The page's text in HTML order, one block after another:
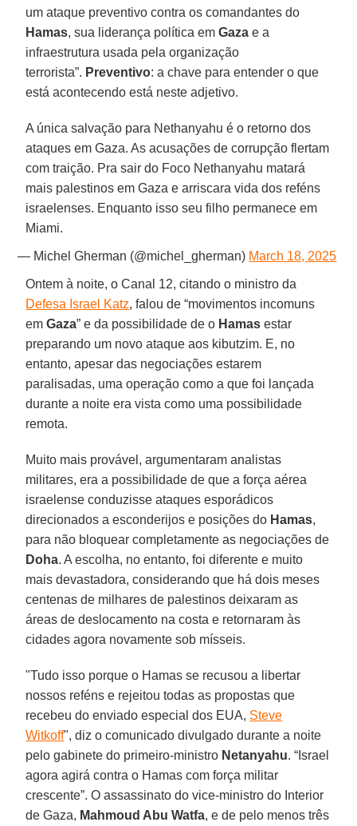
um ataque preventivo contra os comandantes do
Hamas, sua liderança política emGaza e a
infraestrutura usada pela organização
terrorista”. Preventivo: a chave para entender o que
está acontecendo está neste adjetivo.
A única salvação para Nethanyahu é o retorno dos
ataques em Gaza. As acusações de corrupção flertam
com traição. Pra sair do Foco Nethanyahu matará
mais palestinos em Gaza e arriscara vida dos reféns
israelenses. Enquanto isso seu filho permanece em
Miami.
— Michel Gherman (@michel_gherman) March 18, 2025
Ontem à noite, o Canal 12, citando o ministro da
Defesa Israel Katz, falou de “movimentos incomuns
em Gaza” e da possibilidade de o Hamas estar
preparando um novo ataque aos kibutzim. E, no
entanto, apesar das negociações estarem
paralisadas, uma operação como a que foi lançada
durante a noite era vista como uma possibilidade
remota.
Muito mais provável, argumentaram analistas
militares, era a possibilidade de que a força aérea
israelense conduzisse ataques esporádicos
direcionados a esconderijos e posições do Hamas,
para não bloquear completamente as negociações de
Doha. A escolha, no entanto, foi diferente e muito
mais devastadora, considerando que há dois meses
centenas de milhares de palestinos deixaram as
áreas de deslocamento na costa e retornaram às
cidades agora novamente sob mísseis.
"Tudo isso porque o Hamas se recusou a libertar
nossos reféns e rejeitou todas as propostas que
recebeu do enviado especial dos EUA, Steve
Witkoff", diz o comunicado divulgado durante a noite
pelo gabinete do primeiro-ministro Netanyahu. “Israel
agora agirá contra o Hamas com força militar
crescente”. O assassinato do vice-ministro do Interior
de Gaza, Mahmoud Abu Watfa, e de pelo menos três